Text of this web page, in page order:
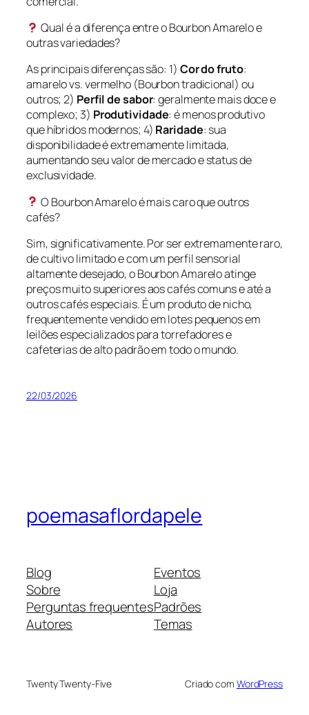
Qual é a diferença entre o Bourbon Amarelo e
outras variedades?
As principais diferenças são: 1) Cor do fruto:
amarelo vs. vermelho (Bourbon tradicional) ou
outros; 2) Perfil de sabor: geralmente mais doce e
complexo; 3) Produtividade: é menos produtivo
que híbridos modernos; 4) Raridade: sua
disponibilidade é extremamente limitada,
aumentando seu valor de mercado e status de
exclusividade.
O Bourbon Amarelo é mais caro que outros
cafés?
Sim, significativamente. Por ser extremamente raro,
de cultivo limitado e com um perfil sensorial
altamente desejado, o Bourbon Amarelo atinge
preços muito superiores aos cafés comuns e até a
outros cafés especiais. É um produto de nicho,
frequentemente vendido em lotes pequenos em
leilões especializados para torrefadores e
cafeterias de alto padrão em todo o mundo.
22/03/2026
poemasaflordapele
Blog
Sobre
Perguntas frequentes
Autores
Eventos
Loja
Padrões
Temas
Twenty Twenty-Five Criado com WordPress